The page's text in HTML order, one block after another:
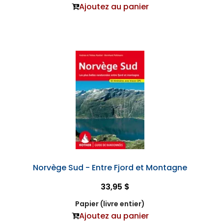
Ajoutez au panier
Norvège Sud - Entre Fjord et Montagne
33,95 $
Papier (livre entier)
Ajoutez au panier